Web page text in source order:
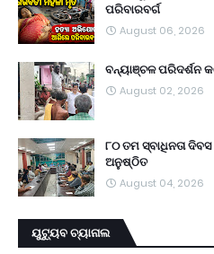
ପରିବାରବର୍ଗ
August 06, 2026
ବନ୍ୟାଞ୍ଚଳ ପରିଦର୍ଶନ
August 02, 2026
୮୦ ତମ ସ୍ବାଧିନତା
ଅନୁଷ୍ଠିତ
August 04, 2026
ୟୁଟ୍ୟୁବ ଚ୍ୟାନାଲ